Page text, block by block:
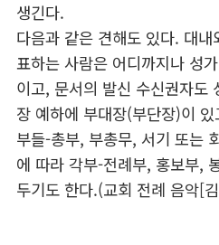
생긴다.
다음과 같은 견해도 있다. 대
표하는 사람은 어디까지나 성
이고, 문서의 발신 수신권자도
장 예하에 부대장(부단장)이
부들-총부, 부총무, 서기 또는
에 따라 각부-전례부, 홍보부,
두기도 한다.(교회 전례 음악[